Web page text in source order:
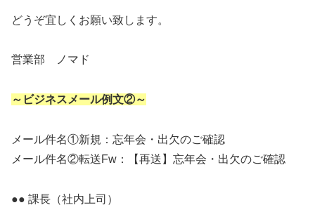
どうぞ宜しくお願い致します。
営業部 ノマド
～ビジネスメール例文②～
メール件名①新規：忘年会・出欠のご確認
メール件名②転送Fw：【再送】忘年会・出欠のご確認
●● 課長（社内上司）